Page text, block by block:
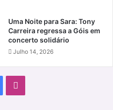
Uma Noite para Sara: Tony
Carreira regressa a Góis em
concerto solidário
Julho 14, 2026
Facebook